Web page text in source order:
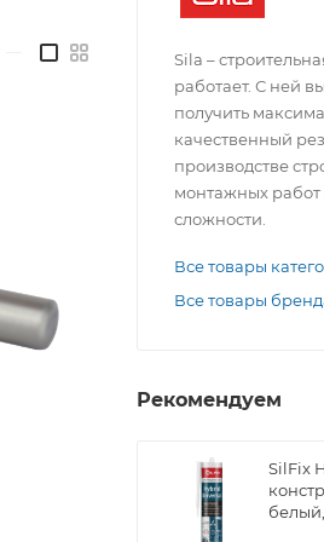
Sila –
работает. С ней
получить
качественный
производстве
монтажных
сложности.
Все товары
Все товары
Рекомендуем
SilFix